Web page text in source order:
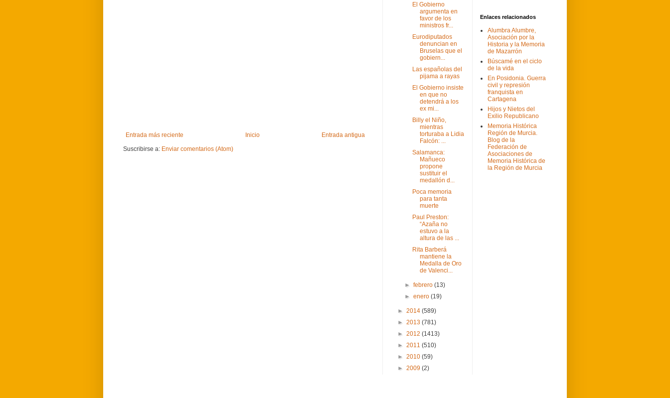
Entrada más reciente Entrada antigua
Inicio
Suscribirse a: Enviar comentarios (Atom)
El Gobierno
argumenta en
favor de los
ministros fr...
Eurodiputados
denuncian en
Bruselas que el
gobiern...
Las españolas del
pijama a rayas
El Gobierno insiste
en que no
detendrá a los
ex mi...
Billy el Niño,
mientras
torturaba a Lidia
Falcón: ...
Salamanca:
Mañueco
propone
sustituir el
medallón d...
Poca memoria
para tanta
muerte
Paul Preston:
“Azaña no
estuvo a la
altura de las ...
Rita Barberá
mantiene la
Medalla de Oro
de Valenci...
►febrero(13)
►enero(19)
► 2014 (589)
► 2013 (781)
► 2012 (1413)
► 2011 (510)
► 2010 (59)
► 2009 (2)
Enlaces relacionados
Alumbra Alumbre,
Asociación por la
Historia y la Memoria
de Mazarrón
Búscamé en el ciclo
de la vida
En Posidonia. Guerra
civil y represión
franquista en
Cartagena
Hijos y Nietos del
Exilio Republicano
Memoria Histórica
Región de Murcia.
Blog de la
Federación de
Asociaciones de
Memoria Histórica de
la Región de Murcia